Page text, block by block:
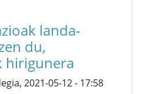
landa-
du,
hirigunera
2021-05-12 - 17:58